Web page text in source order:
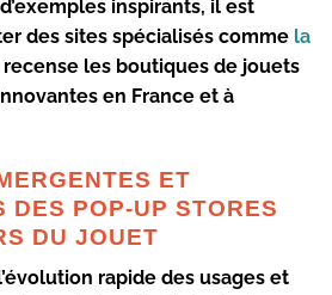
inspirants, il est
des sites spécialisés comme la
les boutiques de jouets
en France et à
ET
DES POP-UP STORES
DU JOUET
rapide des usages et